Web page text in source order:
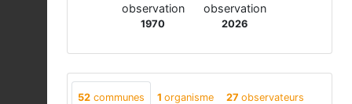
observation
1970
observation
2026
52 communes 1 organisme 27 observateurs